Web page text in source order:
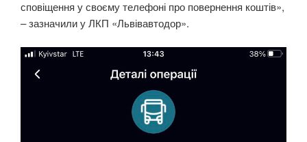
сповіщення у своєму телефоні про повернення коштів»,
– зазначили у ЛКП «Львівавтодор».